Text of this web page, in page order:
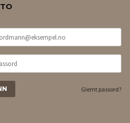
Glemt passord?